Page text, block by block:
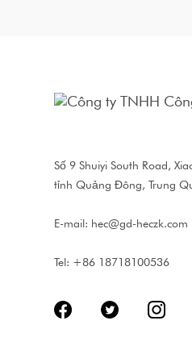
Số 9 Shuiyi South Road,
tỉnh Quảng Đông, Trung
E-mail: hec@gd-heczk.com
Tel: +86 18718100536